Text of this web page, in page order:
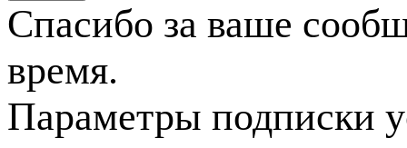
Спасибо за ваше
время.
Параметры подписки